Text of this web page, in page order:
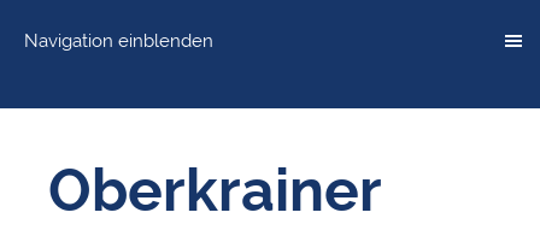
Navigation einblenden
Oberkrainer